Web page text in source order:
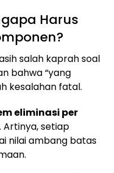
Harus
salah kaprah soal
bahwa “yang
kesalahan fatal.
eliminasi per
Artinya, setiap
nilai ambang batas